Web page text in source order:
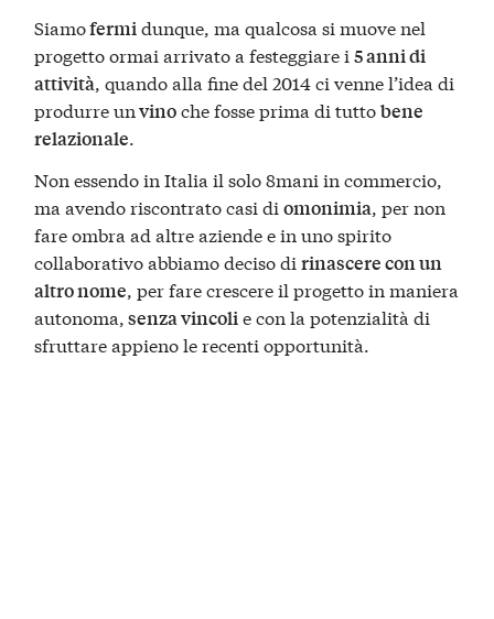
Siamofermidunque, ma qualcosa si muove nel
progetto ormai arrivato a festeggiare i5 anni di
attività, quando alla fine del 2014 ci venne l’idea di
produrre unvinoche fosse prima di tuttobene
relazionale.
Non essendo in Italia il solo 8mani in commercio,
ma avendo riscontrato casi diomonimia, per non
fare ombra ad altre aziende e in uno spirito
collaborativo abbiamo deciso dirinascere con un
altro nome, per fare crescere il progetto in maniera
autonoma,senza vincolie con la potenzialità di
sfruttare appieno le recenti opportunità.